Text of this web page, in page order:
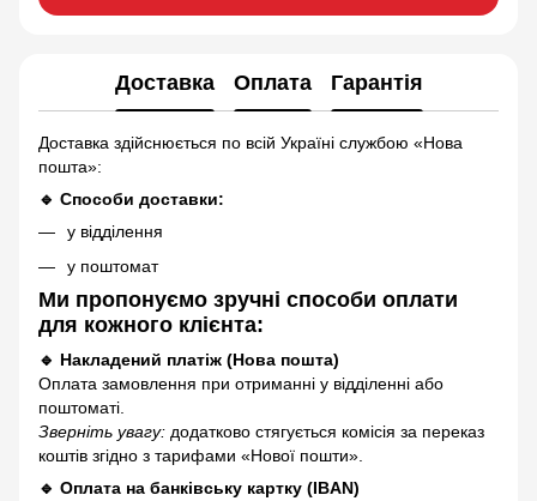
Доставка Оплата Гарантія
Доставка здійснюється по всій Україні службою «Нова
пошта»:
🔹 Способи доставки:
у відділення
у поштомат
Ми пропонуємо зручні способи оплати
для кожного клієнта:
🔹 Накладений платіж (Нова пошта)
Оплата замовлення при отриманні у відділенні або
поштоматі.
Зверніть увагу: додатково стягується комісія за переказ
коштів згідно з тарифами «Нової пошти».
🔹 Оплата на банківську картку (IBAN)